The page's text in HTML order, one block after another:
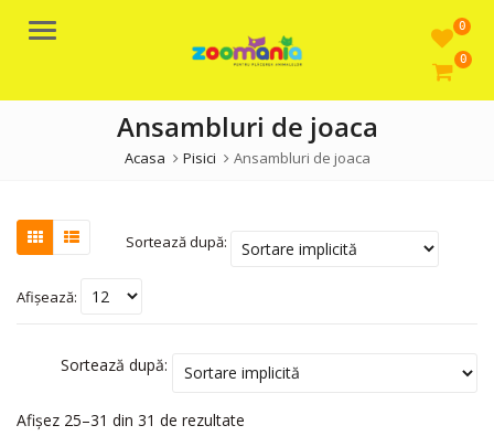
Meniu 0
0
Ansambluri de joaca
Acasa Pisici Ansambluri de joaca
Sortează după:
Afișează:
Sortează după:
Afișez 25–31 din 31 de rezultate